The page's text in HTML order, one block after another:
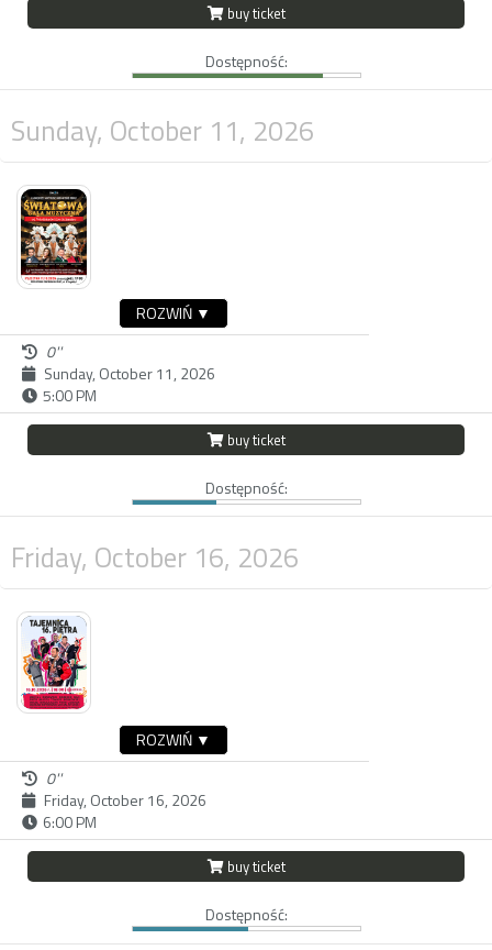
buy ticket
Dostępność:
Sunday, October 11, 2026
ROZWIŃ ▼
0''
Sunday, October 11, 2026
5:00 PM
buy ticket
Dostępność:
Friday, October 16, 2026
ROZWIŃ ▼
0''
Friday, October 16, 2026
6:00 PM
buy ticket
Dostępność: